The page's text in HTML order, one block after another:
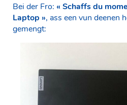
Bei der Fro: « Schaffs du
Laptop », ass een vun deenen
gemengt: